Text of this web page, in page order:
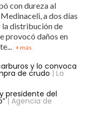
con dureza al
a dos días
distribución de
provocó daños en
+ más
y lo convoca
de crudo | La
presidente del
| Agencia de